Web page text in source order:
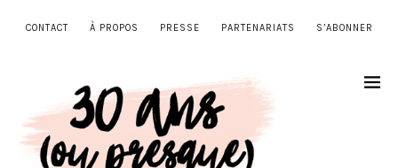
CONTACT À PROPOS PRESSE PARTENARIATS S’ABONNER